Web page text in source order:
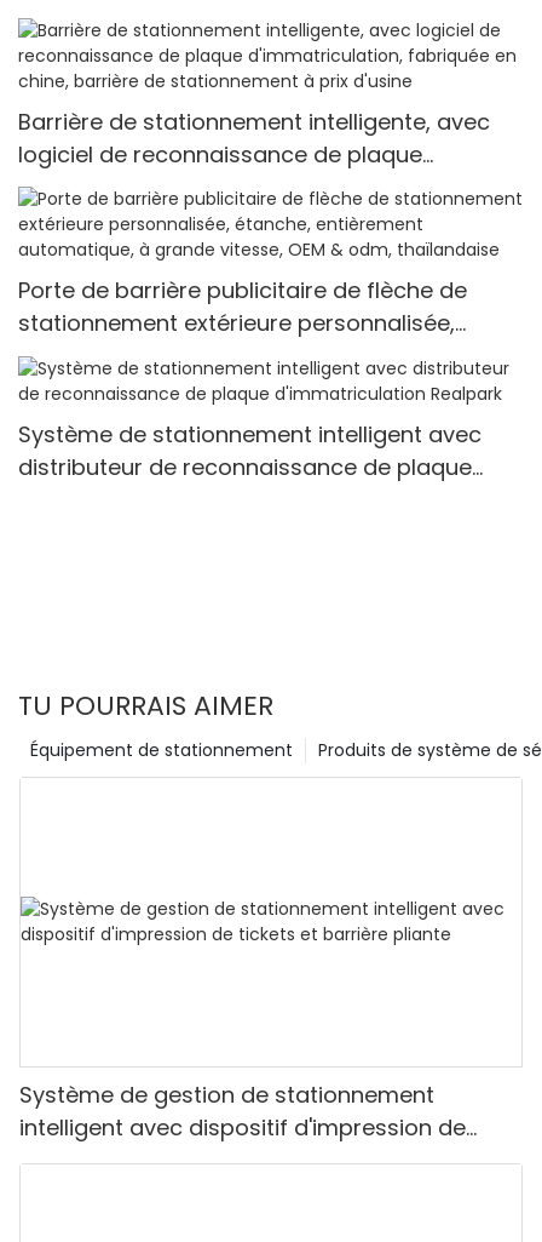
barrière de trafic de barrière de boom de
carte
Barrière de stationnement intelligente, avec
logiciel de reconnaissance de plaque
d'immatriculation, fabriquée en chine, barrière
de stationnement à prix d'usine
Porte de barrière publicitaire de flèche de
stationnement extérieure personnalisée,
étanche, entièrement automatique, à grande
vitesse, OEM & odm, thaïlandaise
Système de stationnement intelligent avec
distributeur de reconnaissance de plaque
TU POURRAIS AIMER
Produits de système de
Équipement de stationnement
Système de gestion de stationnement
intelligent avec dispositif d'impression de
tickets et barrière pliante